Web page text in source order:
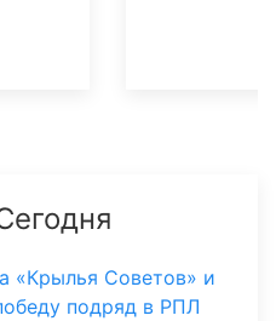
«Крылья Советов» и
подряд в РПЛ